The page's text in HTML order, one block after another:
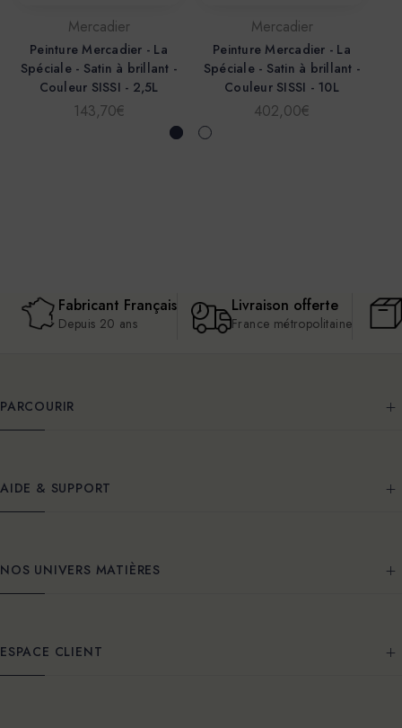
Mercadier
Peinture Mercadier - La
Spéciale - Satin à brillant -
Couleur SISSI - 2,5L
143,70€
Mercadier
Peinture Mercadier - La
Spéciale - Satin à brillant -
Couleur SISSI - 10L
402,00€
Fabricant Français
Depuis 20 ans
Livraison offerte
France métropolitaine
PARCOURIR
AIDE & SUPPORT
NOS UNIVERS MATIÈRES
ESPACE CLIENT